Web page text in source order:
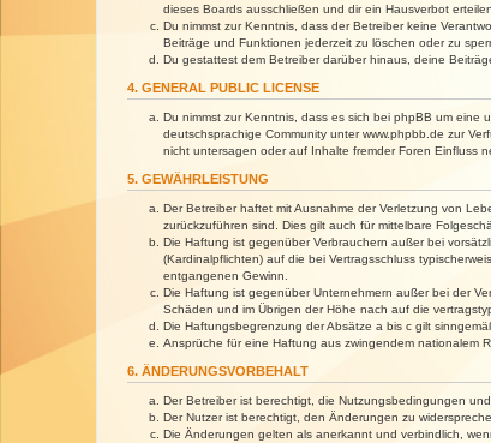
dieses Boards ausschließen und dir ein Hausverbot erteilen.
Du nimmst zur Kenntnis, dass der Betreiber keine
Beiträge und Funktionen jederzeit zu löschen oder zu
Du gestattest dem Betreiber darüber hinaus, deine
4. GENERAL PUBLIC LICENSE
Du nimmst zur Kenntnis, dass es sich bei phpBB um eine
deutschsprachige Community unter www.phpbb.de zur
nicht untersagen oder auf Inhalte fremder Foren Einfluss
5. GEWÄHRLEISTUNG
Der Betreiber haftet mit Ausnahme der Verletzung von
zurückzuführen sind. Dies gilt auch für mittelbare
Die Haftung ist gegenüber Verbrauchern außer bei
(Kardinalpflichten) auf die bei Vertragsschluss
entgangenen Gewinn.
Die Haftung ist gegenüber Unternehmern außer bei der
Schäden und im Übrigen der Höhe nach auf die
Die Haftungsbegrenzung der Absätze a bis c gilt
Ansprüche für eine Haftung aus zwingendem nationalem
6. ÄNDERUNGSVORBEHALT
Der Betreiber ist berechtigt, die Nutzungsbedingungen
Der Nutzer ist berechtigt, den Änderungen zu
Die Änderungen gelten als anerkannt und verbindlich,